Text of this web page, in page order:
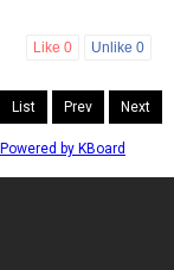
Like 0 Unlike 0
List Prev Next
Powered by KBoard